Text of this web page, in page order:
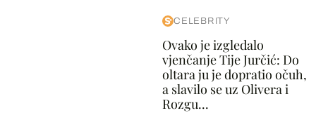
CELEBRITY
Ovako je izgledalo
vjenčanje Tije Jurčić: Do
oltara ju je dopratio očuh,
a slavilo se uz Olivera i
Rozgu...